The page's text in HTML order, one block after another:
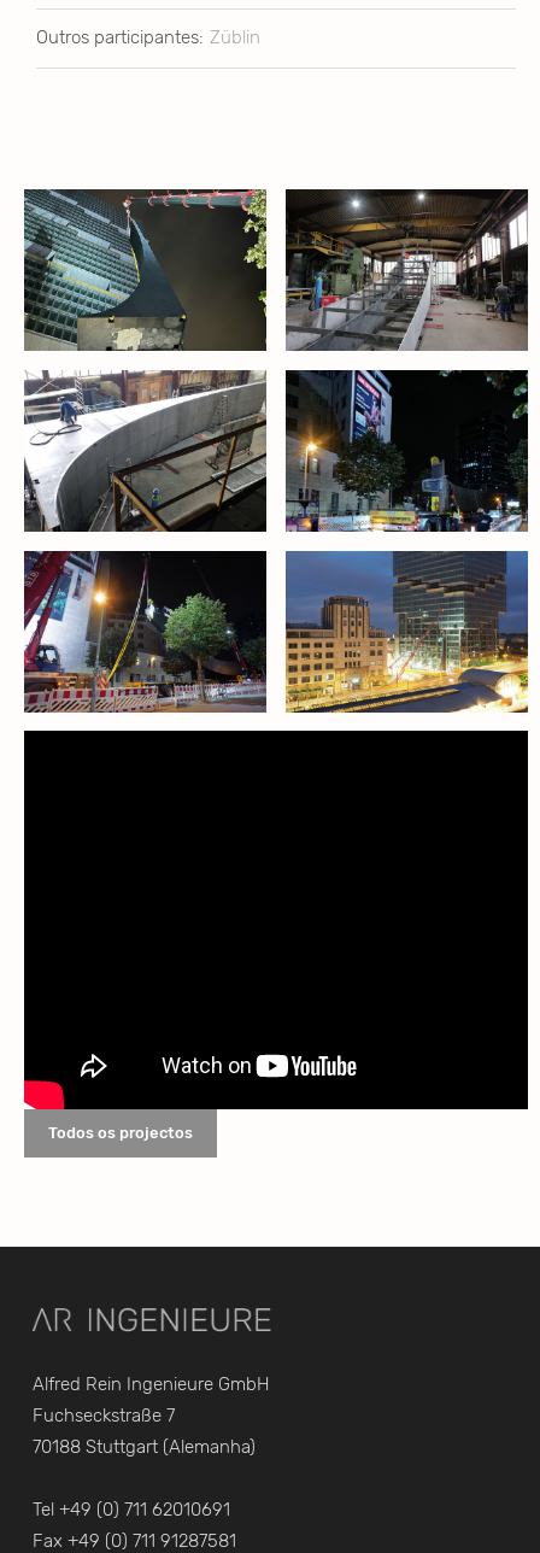
Outros participantes: Züblin
Todos os projectos
Alfred Rein Ingenieure GmbH
Fuchseckstraße 7
70188 Stuttgart (Alemanha)
Tel +49 (0) 711 62010691
Fax +49 (0) 711 91287581